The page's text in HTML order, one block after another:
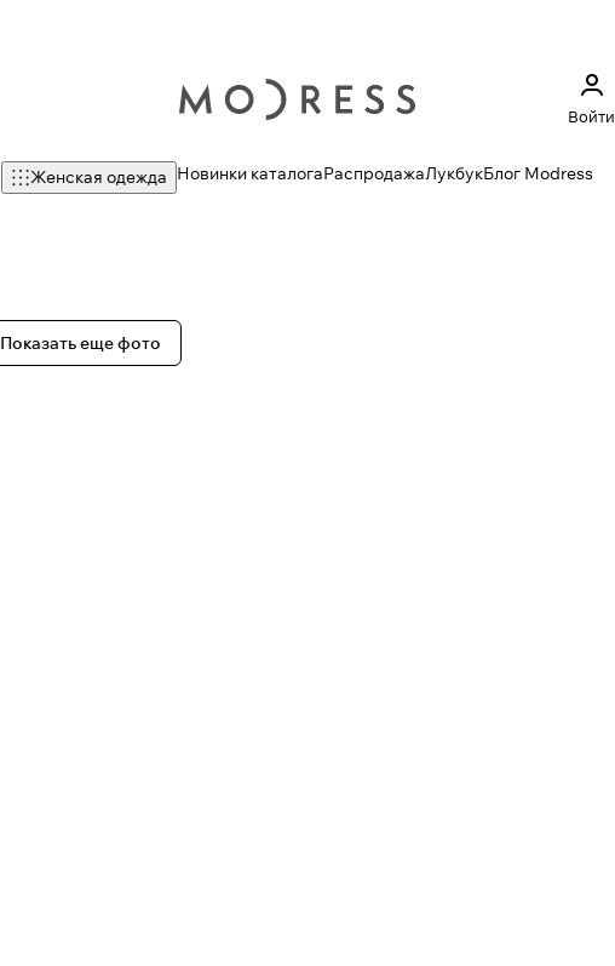
Войти
Женская одежда Новинки каталогаРаспродажаЛукбукБлог Modress
Показать еще фото